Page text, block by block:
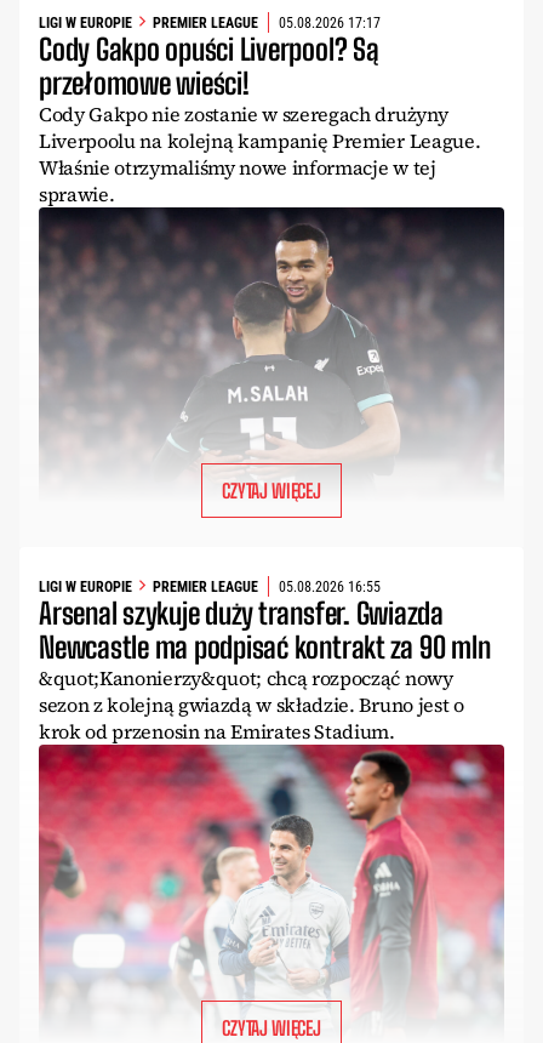
LIGI W EUROPIE PREMIER LEAGUE 05.08.2026 17:17
Cody Gakpo opuści Liverpool? Są
przełomowe wieści!
Cody Gakpo nie zostanie w szeregach drużyny
Liverpoolu na kolejną kampanię Premier League.
Właśnie otrzymaliśmy nowe informacje w tej
sprawie.
CZYTAJ WIĘCEJ
LIGI W EUROPIE PREMIER LEAGUE 05.08.2026 16:55
Arsenal szykuje duży transfer. Gwiazda
Newcastle ma podpisać kontrakt za 90 mln
&quot;Kanonierzy&quot; chcą rozpocząć nowy
sezon z kolejną gwiazdą w składzie. Bruno jest o
krok od przenosin na Emirates Stadium.
CZYTAJ WIĘCEJ